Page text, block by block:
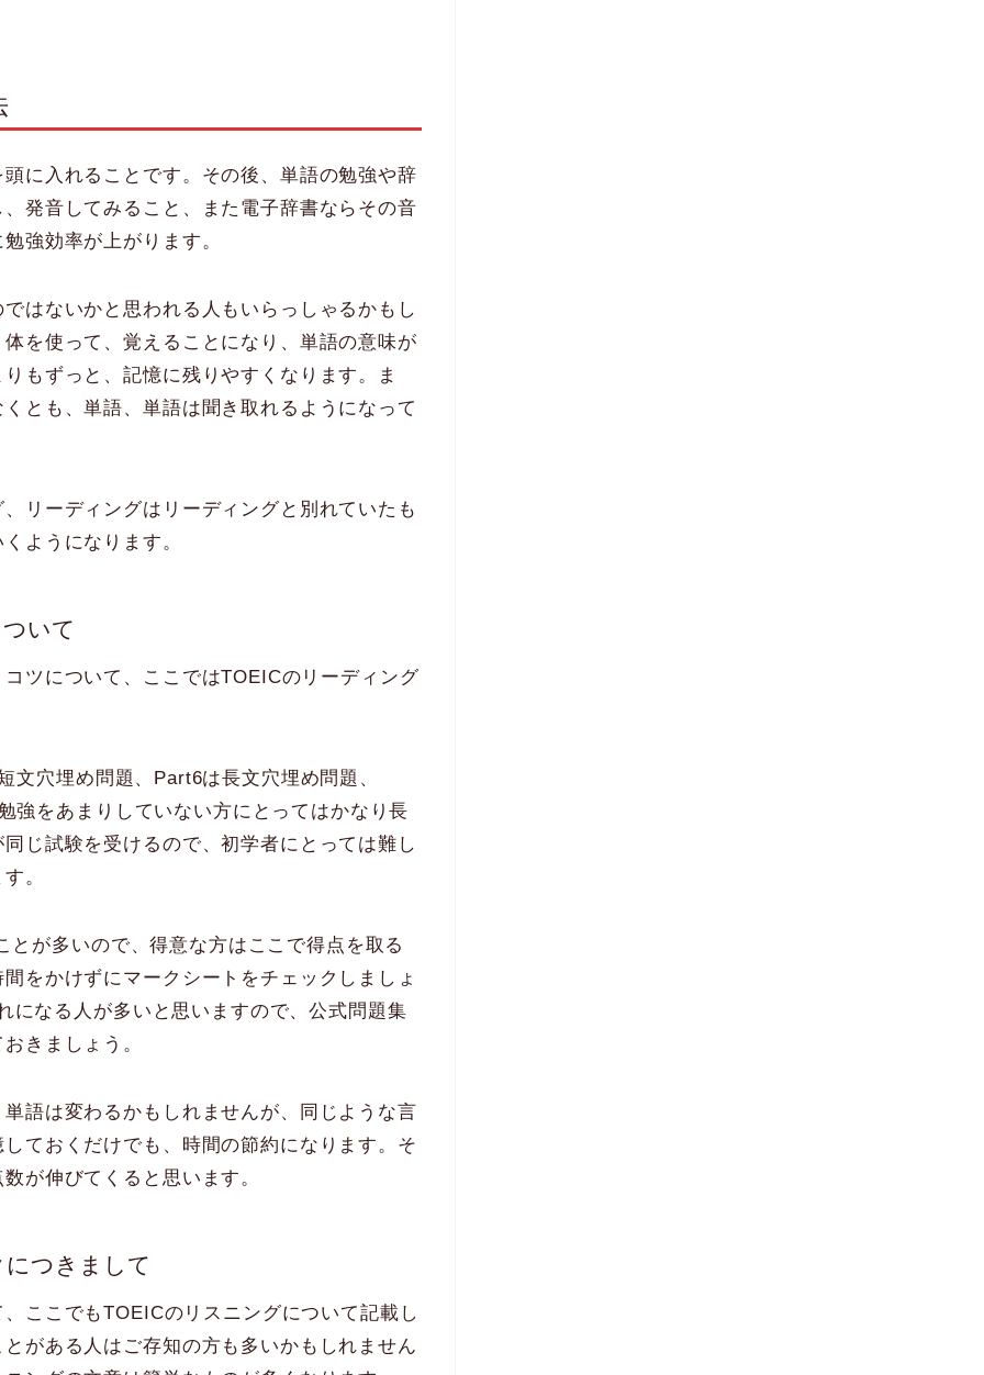
に入れることです。その後、単語の勉強や辞
発音してみること、また電子辞書ならその音
強効率が上がります。
はないかと思われる人もいらっしゃるかもし
を使って、覚えることになり、単語の意味が
もずっと、記憶に残りやすくなります。ま
とも、単語、単語は聞き取れるようになって
リーディングはリーディングと別れていたも
ようになります。
いて
ツについて、ここではTOEICのリーディング
穴埋め問題、Part6は長文穴埋め問題、
強をあまりしていない方にとってはかなり長
じ試験を受けるので、初学者にとっては難し
。
が多いので、得意な方はここで得点を取る
をかけずにマークシートをチェックしましょ
になる人が多いと思いますので、公式問題集
きましょう。
語は変わるかもしれませんが、同じような言
ておくだけでも、時間の節約になります。そ
が伸びてくると思います。
つきまして
ここでもTOEICのリスニングについて記載し
がある人はご存知の方も多いかもしれません